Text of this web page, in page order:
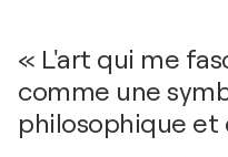
« L'art qui me
comme une
philosophique et